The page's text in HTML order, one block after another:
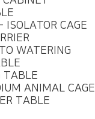
ISOLATOR CAGE
WATERING
TABLE
ANIMAL CAGE
TABLE